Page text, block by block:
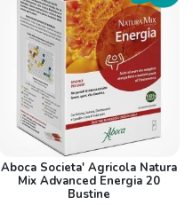
Aboca Societa' Agricola Natura
Mix Advanced Energia 20
Bustine